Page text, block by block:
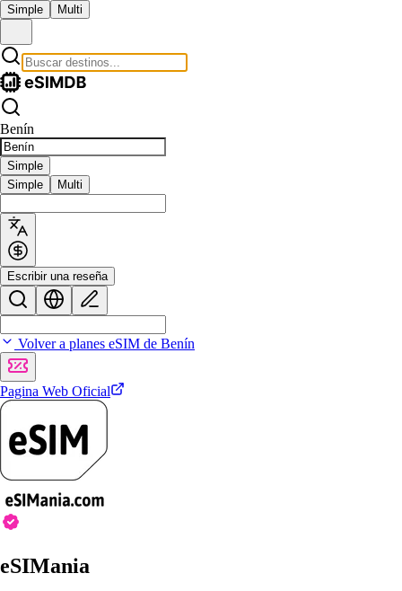
Simple Multi
Benín
Simple
Simple
Multi
Escribir una reseña
Volver a planes eSIM de Benín
Pagina Web Oficial
eSIMania